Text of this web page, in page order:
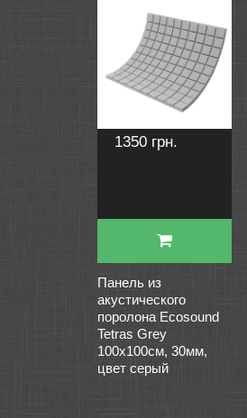
1350 грн.
Панель из
акустического
поролона Ecosound
Tetras Grey
100x100см, 30мм,
цвет серый